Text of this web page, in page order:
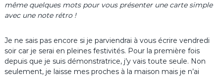
même quelques mots pour vous présenter une carte simple
avec une note rétro !
Je ne sais pas encore si je parviendrai à vous écrire vendredi
soir car je serai en pleines festivités. Pour la première fois
depuis que je suis démonstratrice, j’y vais toute seule. Non
seulement, je laisse mes proches à la maison mais je n’ai